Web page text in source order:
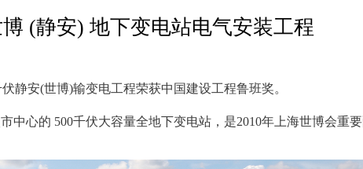
(静安) 地下变电站电气安装工程
安(世博)输变电工程荣获中国建设工程鲁班奖。
心的 500千伏大容量全地下变电站，是2010年上海世博会重